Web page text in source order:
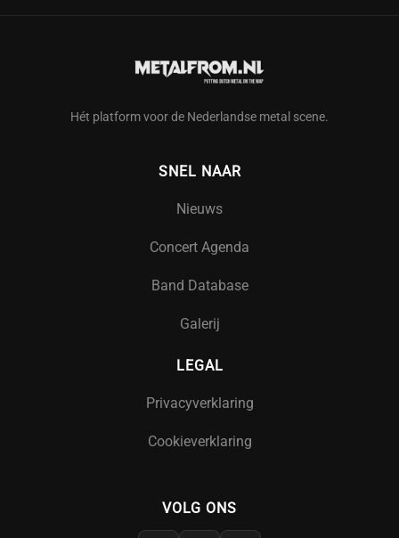
Hét platform voor de Nederlandse metal scene.
SNEL NAAR
Nieuws
Concert Agenda
Band Database
Galerij
LEGAL
Privacyverklaring
Cookieverklaring
VOLG ONS